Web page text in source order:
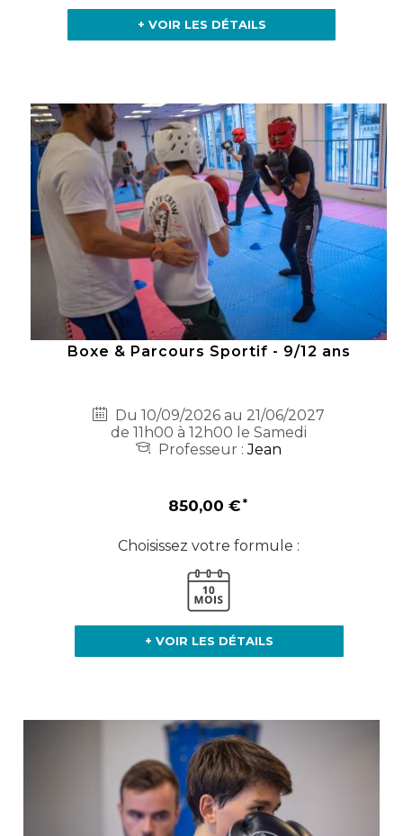
+ VOIR LES DÉTAILS
Boxe & Parcours Sportif - 9/12 ans
Du 10/09/2026 au 21/06/2027
de 11h00 à 12h00 le Samedi
Professeur :Jean
850,00 €
Choisissez votre formule :
+ VOIR LES DÉTAILS